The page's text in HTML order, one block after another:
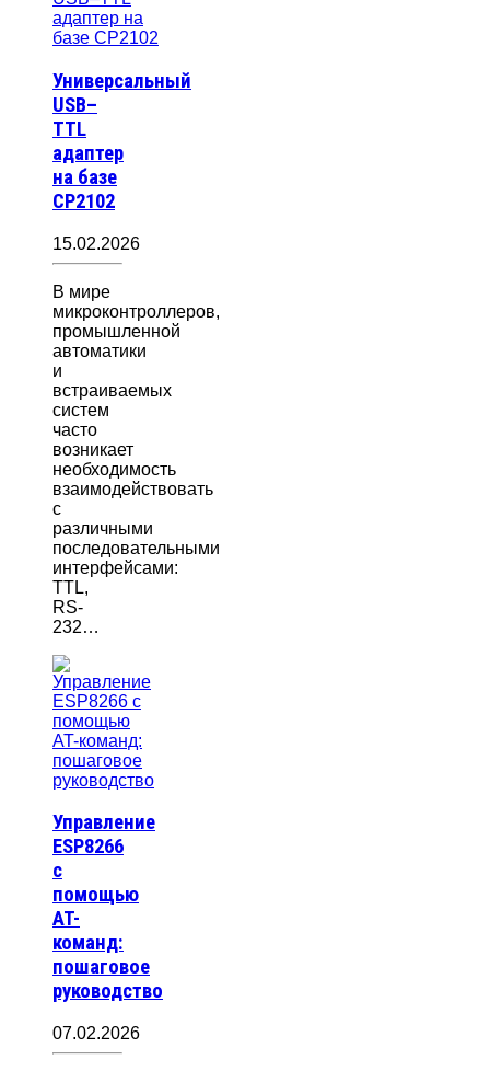
Универсальный
USB–
TTL
адаптер
на базе
CP2102
15.02.2026
В мире
микроконтроллеров,
промышленной
автоматики
и
встраиваемых
систем
часто
возникает
необходимость
взаимодействовать
с
различными
последовательными
интерфейсами:
TTL,
RS-
232…
Управление
ESP8266
с
помощью
AT-
команд:
пошаговое
руководство
07.02.2026